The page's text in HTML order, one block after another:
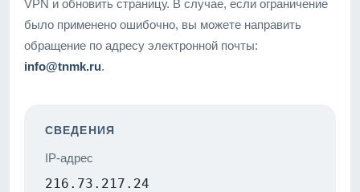
VPN и обновить страницу. В случае, если ограничение
было применено ошибочно, вы можете направить
обращение по адресу электронной почты:
info@tnmk.ru.
СВЕДЕНИЯ
IP-адрес
216.73.217.24